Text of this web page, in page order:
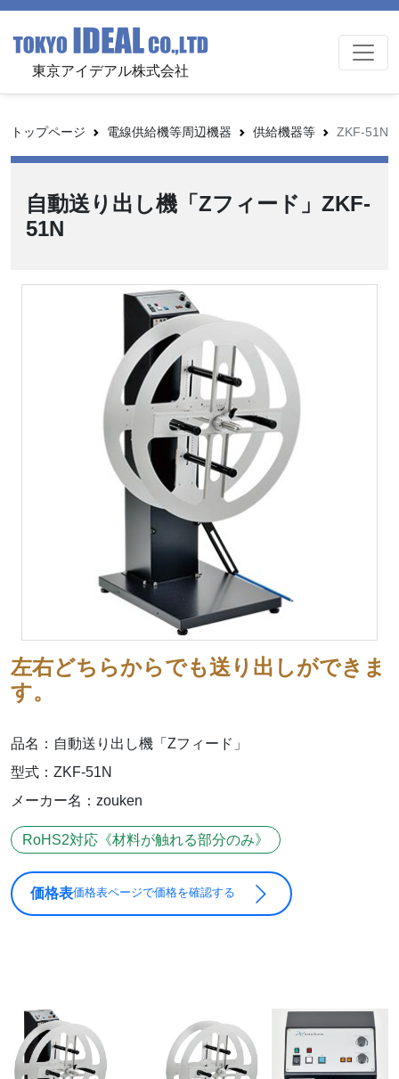
東京アイデアル株式会社
トップページ 電線供給機等周辺機器 供給機器等 ZKF-51N
自動送り出し機「Zフィード」ZKF-
51N
左右どちらからでも送り出しができま
す。
品名：自動送り出し機「Zフィード」
型式：ZKF-51N
メーカー名：zouken
RoHS2対応《材料が触れる部分のみ》
価格表価格表ページで価格を確認する